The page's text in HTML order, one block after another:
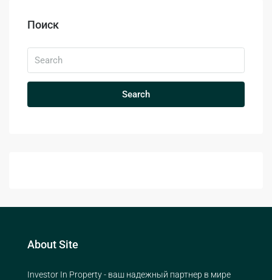
Поиск
Search
About Site
Investor In Property - ваш надежный партнер в мире